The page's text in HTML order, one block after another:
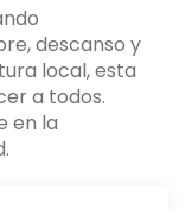
descanso y
local, esta
a todos.
en la